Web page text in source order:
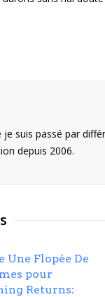
suis passé par
depuis 2006.
Une Flopée De
pour
Returns: